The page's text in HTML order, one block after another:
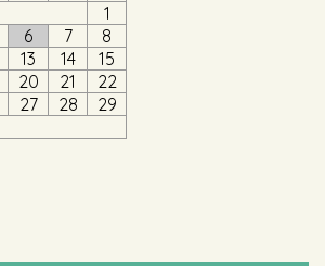
1
6 7
8
13 14
15
20 21
22
27 28
29